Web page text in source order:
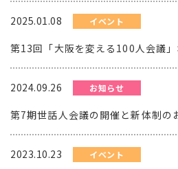
2025.01.08 イベント
第13回「大阪を変える100人会議
2024.09.26 お知らせ
第7期世話人会議の開催と新体制の
2023.10.23 イベント